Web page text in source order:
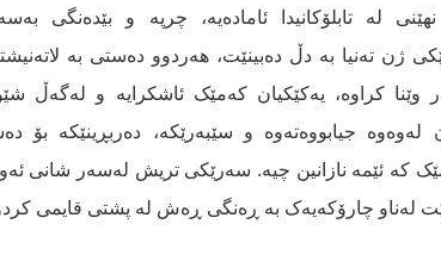
لە تابلۆکانیدا ئامادەیە، چرپە و بێدەنگی
ژن تەنیا بە دڵ دەبینێت، هەردوو دەستی بە
وێنا کراوە، یەکێکیان کەمێک ئاشکرایە و لەگەڵ
لەوەوە جیابووەتەوە و سێبەرێکە، دەربڕینێکە
کە ئێمە نازانین چیە. سەرێکی تریش لەسەر شانی
لەناو چارۆکەیەک بە ڕەنگی ڕەش لە پشتی قایمی